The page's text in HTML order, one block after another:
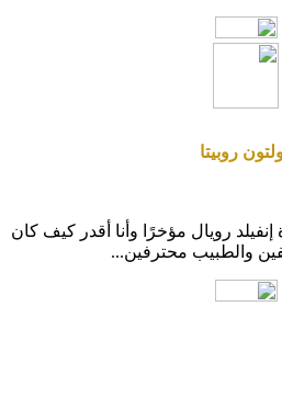
روبيتا
رويال مؤخرًا وأنا أقدر كيف كان
والطبيب محترفين...